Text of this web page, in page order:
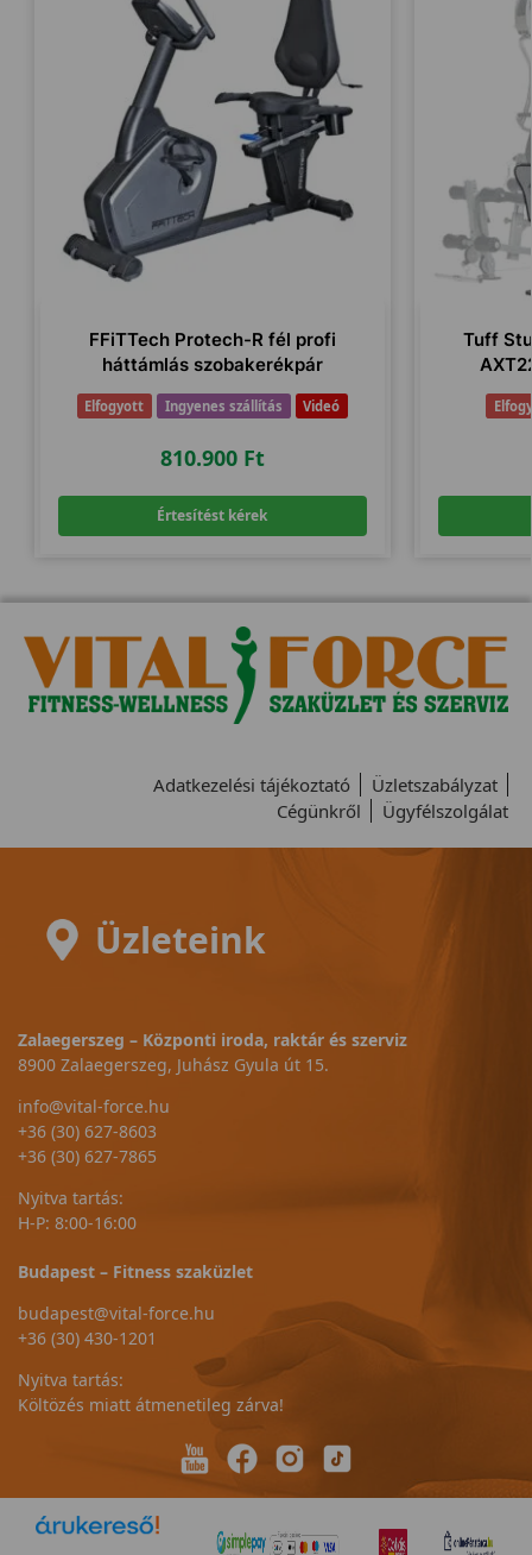
FFiTTech Protech-R fél profi
háttámlás szobakerékpár
Elfogyott Ingyenes szállítás Videó
810.900 Ft
Értesítést kérek
Tuff
Adatkezelési tájékoztató
Üzletszabályzat
Cégünkről
Ügyfélszolgálat
Üzleteink
Zalaegerszeg – Központi iroda, raktár és szerviz
8900 Zalaegerszeg, Juhász Gyula út 15.
info@vital-force.hu
+36 (30) 627-8603
+36 (30) 627-7865
Nyitva tartás:
H-P: 8:00-16:00
Budapest – Fitness szaküzlet
budapest@vital-force.hu
+36 (30) 430-1201
Nyitva tartás:
Költözés miatt átmenetileg zárva!